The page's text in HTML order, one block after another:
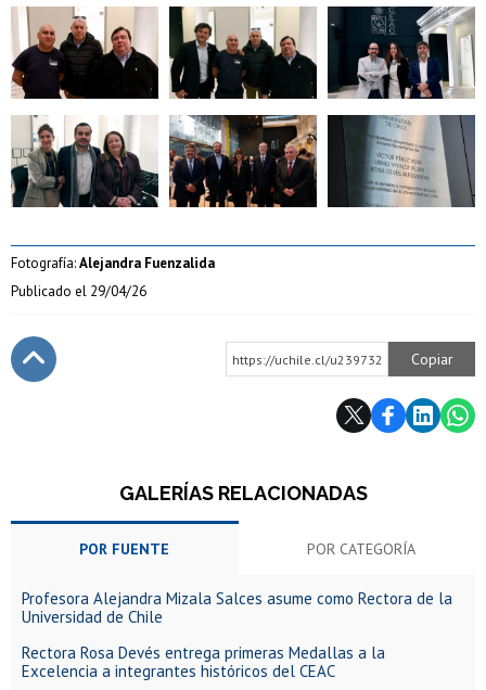
Zoom Zoom
Zoom Zoom Zoom
Fotografía:Alejandra Fuenzalida
Publicado el 29/04/26
https://uchile.cl/u239732 Copiar
GALERÍAS RELACIONADAS
POR FUENTE POR CATEGORÍA
Profesora Alejandra Mizala Salces asume como Rectora de la
Universidad de Chile
Rectora Rosa Devés entrega primeras Medallas a la
Excelencia a integrantes históricos del CEAC